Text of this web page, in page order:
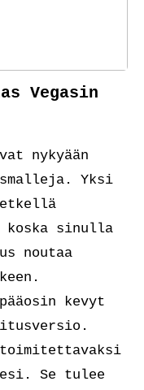
Vegasin
nykyään
Yksi
koska sinulla
noutaa
kevyt
Se tulee